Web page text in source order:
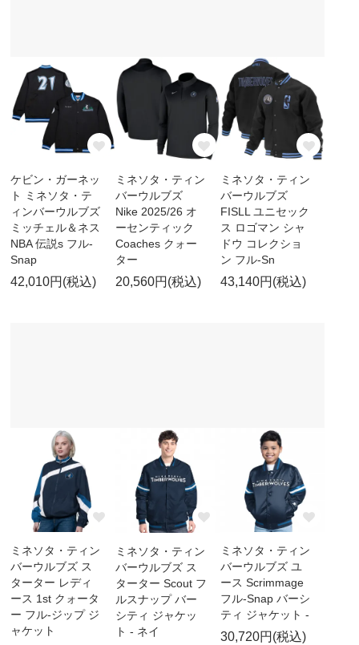
ケビン・ガーネッ
ト ミネソタ・テ
ィンバーウルブズ
ミッチェル＆ネス
NBA 伝説s フル-
Snap
42,010円(税込)
ミネソタ・ティン
バーウルブズ
Nike 2025/26 オ
ーセンティック
Coaches クォー
ター
20,560円(税込)
ミネソタ・ティン
バーウルブズ
FISLL ユニセック
ス ロゴマン シャ
ドウ コレクショ
ン フル-Sn
43,140円(税込)
ミネソタ・ティン
バーウルブズ ス
ターター レディ
ース 1st クォータ
ー フル-ジップ ジ
ャケット
ミネソタ・ティン
バーウルブズ ス
ターター Scout フ
ルスナップ バー
シティ ジャケッ
ト - ネイ
ミネソタ・ティン
バーウルブズ ユ
ース Scrimmage
フル-Snap バーシ
ティ ジャケット -
30,720円(税込)